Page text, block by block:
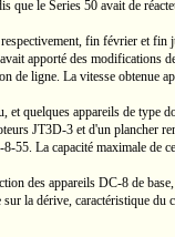
que le Series 50 avait de
respectivement, fin février et fin
apporté des modifications
de ligne. La vitesse obtenue
quelques appareils de type
JT3D-3 et d'un plancher
8-55. La capacité maximale de
des appareils DC-8 de
la dérive, caractéristique